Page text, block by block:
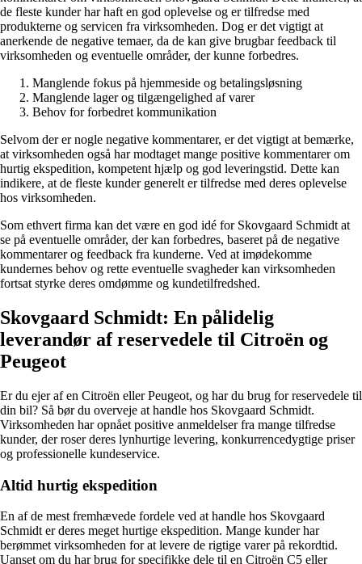
de fleste kunder har haft en god oplevelse og er tilfredse med
produkterne og servicen fra virksomheden. Dog er det vigtigt at
anerkende de negative temaer, da de kan give brugbar feedback til
virksomheden og eventuelle områder, der kunne forbedres.
Manglende fokus på hjemmeside og betalingsløsning
Manglende lager og tilgængelighed af varer
Behov for forbedret kommunikation
Selvom der er nogle negative kommentarer, er det vigtigt at bemærke,
at virksomheden også har modtaget mange positive kommentarer om
hurtig ekspedition, kompetent hjælp og god leveringstid. Dette kan
indikere, at de fleste kunder generelt er tilfredse med deres oplevelse
hos virksomheden.
Som ethvert firma kan det være en god idé for Skovgaard Schmidt at
se på eventuelle områder, der kan forbedres, baseret på de negative
kommentarer og feedback fra kunderne. Ved at imødekomme
kundernes behov og rette eventuelle svagheder kan virksomheden
fortsat styrke deres omdømme og kundetilfredshed.
Skovgaard Schmidt: En pålidelig
leverandør af reservedele til Citroën og
Peugeot
Er du ejer af en Citroën eller Peugeot, og har du brug for reservedele til
din bil? Så bør du overveje at handle hos Skovgaard Schmidt.
Virksomheden har opnået positive anmeldelser fra mange tilfredse
kunder, der roser deres lynhurtige levering, konkurrencedygtige priser
og professionelle kundeservice.
Altid hurtig ekspedition
En af de mest fremhævede fordele ved at handle hos Skovgaard
Schmidt er deres meget hurtige ekspedition. Mange kunder har
berømmet virksomheden for at levere de rigtige varer på rekordtid.
Uanset om du har brug for specifikke dele til en Citroën C5 eller